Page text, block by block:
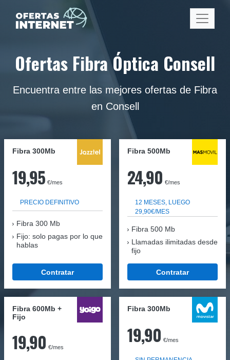
Ofertas Fibra Óptica Consell
Encuentra entre las mejores ofertas de Fibra
en Consell
Fibra 300Mb
19,95 €/mes
PRECIO DEFINITIVO
Fibra 300 Mb
Fijo: solo pagas por lo que
hablas
Contratar
Fibra 500Mb
24,90 €/mes
12 MESES, LUEGO
29,90€/MES
Fibra 500 Mb
Llamadas ilimitadas desde
fijo
Contratar
Fibra 600Mb +
Fijo
19,90 €/mes
Fibra 300Mb
19,90 €/mes